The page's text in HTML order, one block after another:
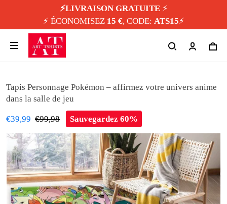
⚡️LIVRAISON GRATUITE⚡️
⚡️ ÉCONOMISEZ 15 €, CODE: ATS15⚡️
Tapis Personnage Pokémon – affirmez votre univers anime
dans la salle de jeu
€39,99 €99,98 Sauvegardez 60%